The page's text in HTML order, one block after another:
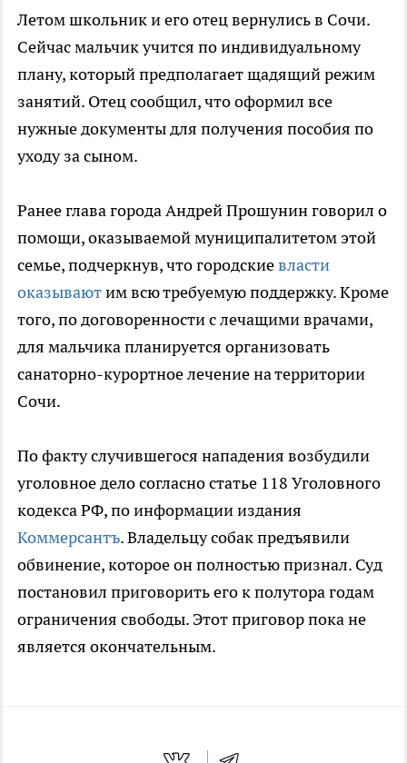
Летом школьник и его отец вернулись в Сочи.
Сейчас мальчик учится по индивидуальному
плану, который предполагает щадящий режим
занятий. Отец сообщил, что оформил все
нужные документы для получения пособия по
уходу за сыном.
Ранее глава города Андрей Прошунин говорил о
помощи, оказываемой муниципалитетом этой
семье, подчеркнув, что городскиевласти
оказываютим всю требуемую поддержку. Кроме
того, по договоренности с лечащими врачами,
для мальчика планируется организовать
санаторно-курортное лечение на территории
Сочи.
По факту случившегося нападения возбудили
уголовное дело согласно статье 118 Уголовного
кодекса РФ, по информации издания
Коммерсантъ. Владельцу собак предъявили
обвинение, которое он полностью признал. Суд
постановил приговорить его к полутора годам
ограничения свободы. Этот приговор пока не
является окончательным.